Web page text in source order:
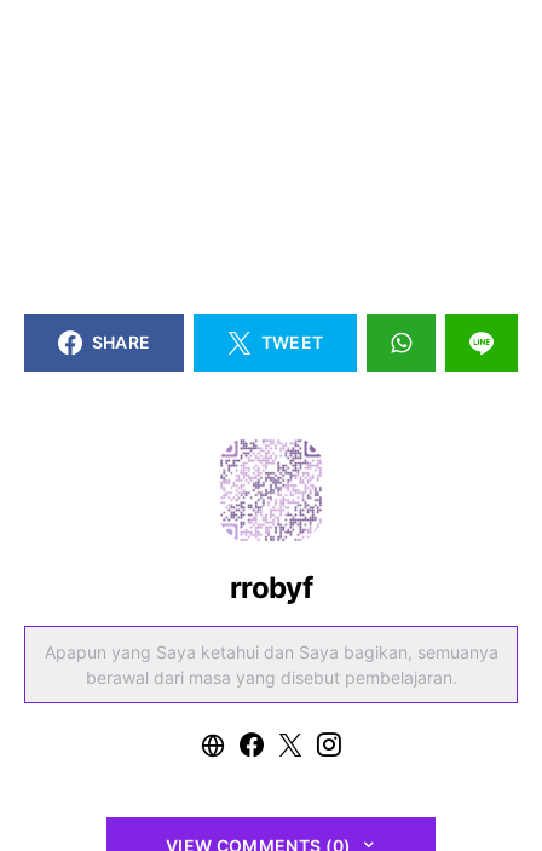
SHARE TWEET
rrobyf
Apapun yang Saya ketahui dan Saya bagikan, semuanya
berawal dari masa yang disebut pembelajaran.
VIEW COMMENTS (0)